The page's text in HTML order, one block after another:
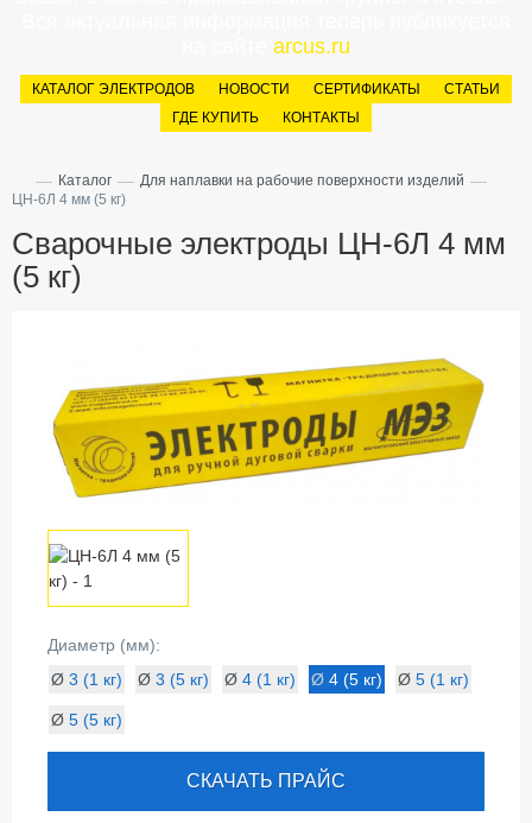
arcus.ru
КАТАЛОГ ЭЛЕКТРОДОВ НОВОСТИ СЕРТИФИКАТЫ
СТАТЬИ
ГДЕ КУПИТЬ
КОНТАКТЫ
— Каталог — Для наплавки на рабочие поверхности изделий —
ЦН-6Л 4 мм (5 кг)
Сварочные электроды ЦН-6Л 4 мм
(5 кг)
Диаметр (мм):
Ø 3 (1 кг) Ø 3 (5 кг) Ø 4 (1 кг) Ø 4 (5 кг) Ø 5 (1 кг)
Ø 5 (5 кг)
СКАЧАТЬ ПРАЙС